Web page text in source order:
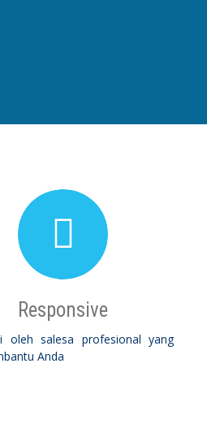
Responsive
oleh salesa profesional yang
Anda